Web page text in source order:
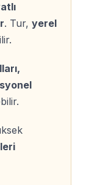
imkânı
fırsatı
. Tur, yerel